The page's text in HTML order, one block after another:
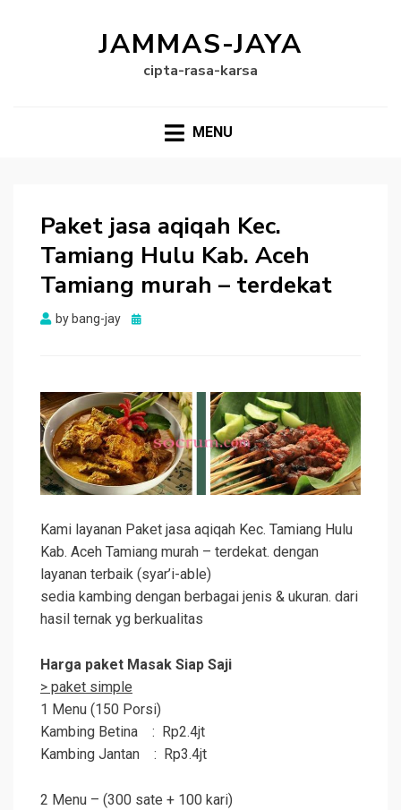
JAMMAS-JAYA
cipta-rasa-karsa
MENU
Paket jasa aqiqah Kec.
Tamiang Hulu Kab. Aceh
Tamiang murah – terdekat
by bang-jay
Posted
Kami layanan Paket jasa aqiqah Kec. Tamiang Hulu
Kab. Aceh Tamiang murah – terdekat. dengan
layanan terbaik (syar’i-able)
sedia kambing dengan berbagai jenis & ukuran. dari
hasil ternak yg berkualitas
Harga paket Masak Siap Saji
> paket simple
1 Menu (150 Porsi)
Kambing Betina : Rp2.4jt
Kambing Jantan : Rp3.4jt
2 Menu – (300 sate + 100 kari)